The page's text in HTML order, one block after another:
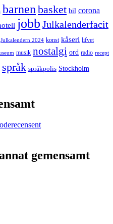
barnen basket bil corona
jobb Julkalenderfacit
Julkalendern 2024 konst kåseri lifvet
musik nostalgi ord radio recept
språk språkpolis Stockholm
gemensamt